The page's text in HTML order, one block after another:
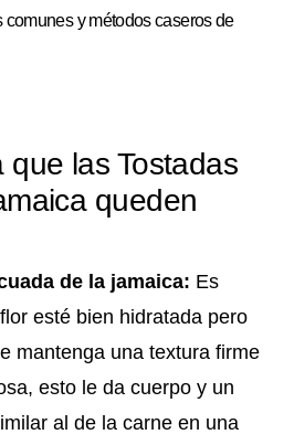
comunes y métodos caseros de
que las Tostadas
queden
de la jamaica: Es
esté bien hidratada pero
mantenga una textura firme
esto le da cuerpo y un
al de la carne en una